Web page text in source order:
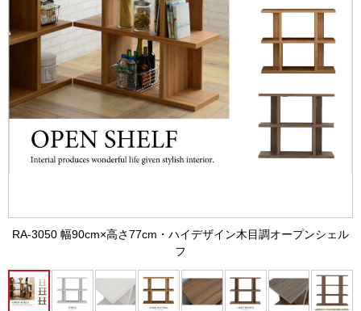
RA-3050 幅90cm×高さ77cm・ハイデザイン木目調オープンシェル
フ